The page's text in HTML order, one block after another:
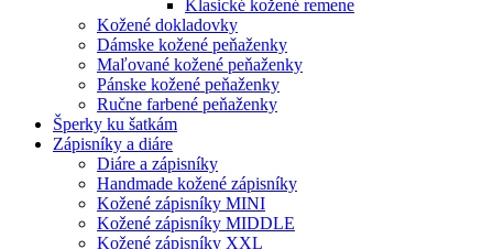
Klasické kožené remene
Kožené dokladovky
Dámske kožené peňaženky
Maľované kožené peňaženky
Pánske kožené peňaženky
Ručne farbené peňaženky
Šperky ku šatkám
Zápisníky a diáre
Diáre a zápisníky
Handmade kožené zápisníky
Kožené zápisníky MINI
Kožené zápisníky MIDDLE
Kožené zápisníky XXL